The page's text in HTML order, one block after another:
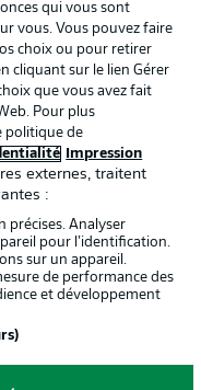
GmbH
qui vous sont
vous. Vous pouvez faire
choix ou pour retirer
cliquant sur le lien Gérer
que vous avez fait
Pour plus
politique de
Impression
externes, traitent
:
précises. Analyser
pour l’identification.
sur un appareil.
de performance des
et développement